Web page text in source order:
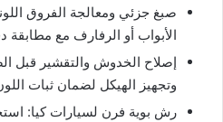
صبغ جزئي ومعالجة الفروق
الأبواب أو الرفارف مع مطابقة
إصلاح الخدوش والتقشير قبل
وتجهيز الهيكل لضمان ثبات
رش بوية فرن لسيارات كيا: